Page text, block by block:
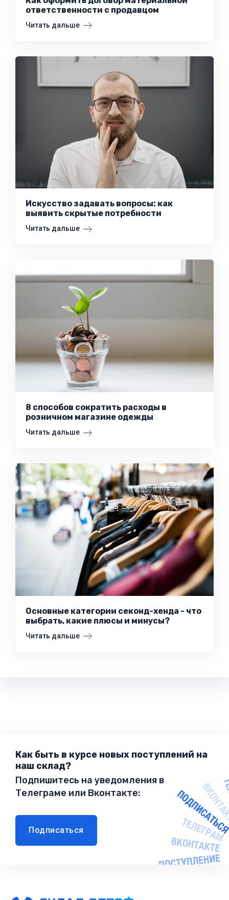
ответственности с продавцом
Читать дальше
Искусство задавать вопросы: как
выявить скрытые потребности
Читать дальше
8 способов сократить расходы в
розничном магазине одежды
Читать дальше
Основные категории секонд-хенда - что
выбрать, какие плюсы и минусы?
Читать дальше
Как быть в курсе новых поступлений на
наш склад?
Подпишитесь на уведомления в
Телеграме или Вконтакте:
Подписаться